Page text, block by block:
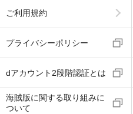
ご利用規約
プライバシーポリシー
dアカウント2段階認証とは
海賊版に関する取り組みに
ついて